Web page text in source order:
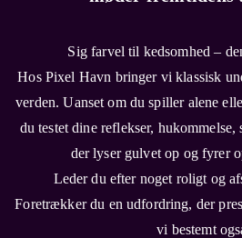
Sig farvel til kedsomhed –
Hos Pixel Havn bringer vi klassisk
verden. Uanset om du spiller alene
du testet dine reflekser,
der lyser gulvet op og fyrer
Leder du efter noget roligt og
Foretrækker du en udfordring, der
vi bestemt